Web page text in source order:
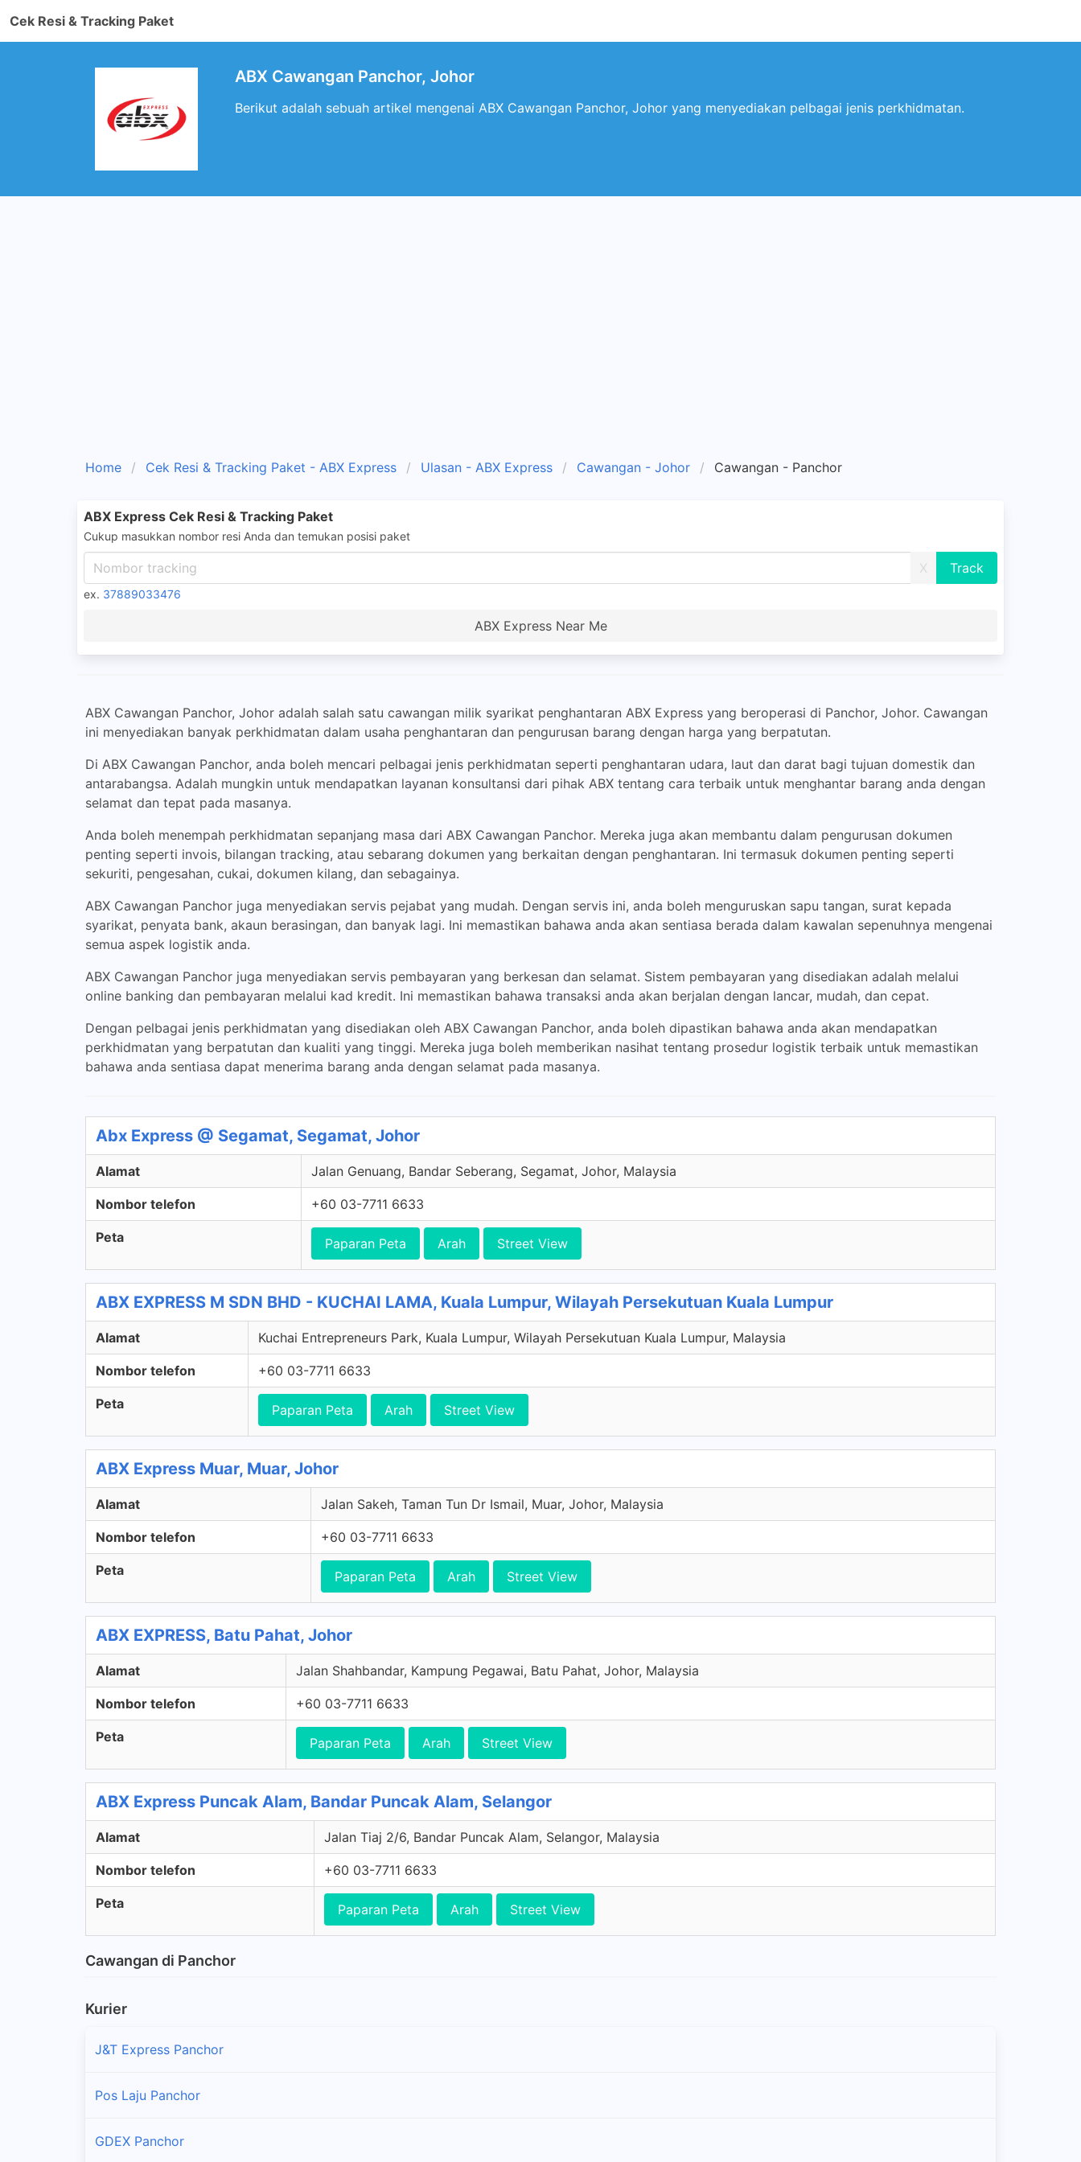
Cek Resi & Tracking Paket
ABX Cawangan Panchor, Johor
Berikut adalah sebuah artikel mengenai ABX Cawangan Panchor, Johor yang menyediakan pelbagai jenis perkhidmatan.
Home Cek Resi & Tracking Paket - ABX Express Ulasan - ABX Express Cawangan - Johor Cawangan - Panchor
ABX Express Cek Resi & Tracking Paket
Cukup masukkan nombor resi Anda dan temukan posisi paket
X
ex. 37889033476
ABX Express Near Me
ABX Cawangan Panchor, Johor adalah salah satu cawangan milik syarikat penghantaran ABX Express yang beroperasi di Panchor, Johor. Cawangan
ini menyediakan banyak perkhidmatan dalam usaha penghantaran dan pengurusan barang dengan harga yang berpatutan.
Di ABX Cawangan Panchor, anda boleh mencari pelbagai jenis perkhidmatan seperti penghantaran udara, laut dan darat bagi tujuan domestik dan
antarabangsa. Adalah mungkin untuk mendapatkan layanan konsultansi dari pihak ABX tentang cara terbaik untuk menghantar barang anda dengan
selamat dan tepat pada masanya.
Anda boleh menempah perkhidmatan sepanjang masa dari ABX Cawangan Panchor. Mereka juga akan membantu dalam pengurusan dokumen
penting seperti invois, bilangan tracking, atau sebarang dokumen yang berkaitan dengan penghantaran. Ini termasuk dokumen penting seperti
sekuriti, pengesahan, cukai, dokumen kilang, dan sebagainya.
ABX Cawangan Panchor juga menyediakan servis pejabat yang mudah. Dengan servis ini, anda boleh menguruskan sapu tangan, surat kepada
syarikat, penyata bank, akaun berasingan, dan banyak lagi. Ini memastikan bahawa anda akan sentiasa berada dalam kawalan sepenuhnya mengenai
semua aspek logistik anda.
ABX Cawangan Panchor juga menyediakan servis pembayaran yang berkesan dan selamat. Sistem pembayaran yang disediakan adalah melalui
online banking dan pembayaran melalui kad kredit. Ini memastikan bahawa transaksi anda akan berjalan dengan lancar, mudah, dan cepat.
Dengan pelbagai jenis perkhidmatan yang disediakan oleh ABX Cawangan Panchor, anda boleh dipastikan bahawa anda akan mendapatkan
perkhidmatan yang berpatutan dan kualiti yang tinggi. Mereka juga boleh memberikan nasihat tentang prosedur logistik terbaik untuk memastikan
bahawa anda sentiasa dapat menerima barang anda dengan selamat pada masanya.
Abx Express @ Segamat, Segamat, Johor
Alamat Jalan Genuang, Bandar Seberang, Segamat, Johor, Malaysia
Nombor telefon +60 03-7711 6633
Peta Paparan Peta Arah Street View
ABX EXPRESS M SDN BHD - KUCHAI LAMA, Kuala Lumpur, Wilayah Persekutuan Kuala Lumpur
Alamat Kuchai Entrepreneurs Park, Kuala Lumpur, Wilayah Persekutuan Kuala Lumpur, Malaysia
Nombor telefon +60 03-7711 6633
Peta Paparan Peta Arah Street View
ABX Express Muar, Muar, Johor
Alamat Jalan Sakeh, Taman Tun Dr Ismail, Muar, Johor, Malaysia
Nombor telefon +60 03-7711 6633
Peta Paparan Peta Arah Street View
ABX EXPRESS, Batu Pahat, Johor
Alamat Jalan Shahbandar, Kampung Pegawai, Batu Pahat, Johor, Malaysia
Nombor telefon +60 03-7711 6633
Peta Paparan Peta Arah Street View
ABX Express Puncak Alam, Bandar Puncak Alam, Selangor
Alamat Jalan Tiaj 2/6, Bandar Puncak Alam, Selangor, Malaysia
Nombor telefon +60 03-7711 6633
Peta Paparan Peta Arah Street View
Cawangan di Panchor
Kurier
J&T Express Panchor
Pos Laju Panchor
GDEX Panchor